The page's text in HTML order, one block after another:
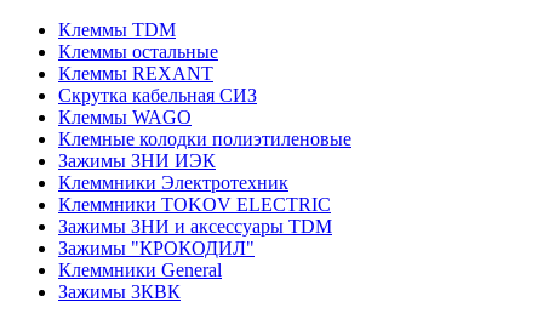
Клеммы TDM
Клеммы остальные
Клеммы REXANT
Скрутка кабельная СИЗ
Клеммы WAGO
Клемные колодки полиэтиленовые
Зажимы ЗНИ ИЭК
Клеммники Электротехник
Клеммники TOKOV ELECTRIC
Зажимы ЗНИ и аксессуары TDM
Зажимы "КРОКОДИЛ"
Клеммники General
Зажимы 3КВК